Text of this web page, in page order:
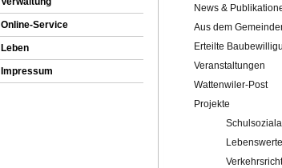
Online-Service
Leben
Impressum
News &
Aus dem
Erteilte
Veranstaltungen
Wattenwiler-Post
Projekte